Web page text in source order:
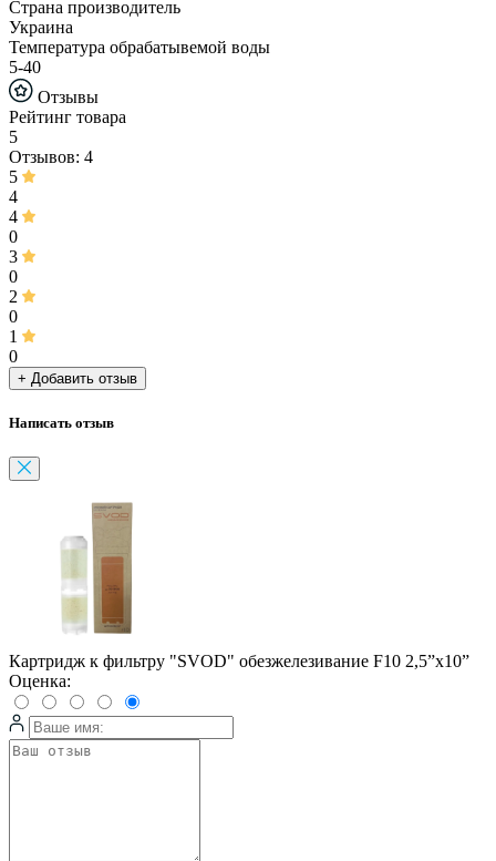
Страна производитель
Украина
Температура обрабатывемой воды
5-40
Отзывы
Рейтинг товара
5
Отзывов: 4
5
4
4
0
3
0
2
0
1
0
+ Добавить отзыв
Написать отзыв
Картридж к фильтру "SVOD" обезжелезивание F10 2,5”x10”
Оценка: